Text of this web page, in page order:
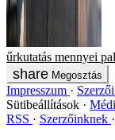
űrkutatás mennyei
Megosztás
Impresszum
Sütibeállítások
RSS
Szerzőinknek